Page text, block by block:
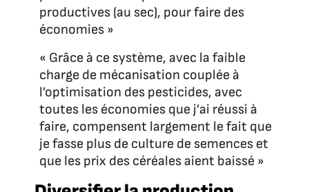
productives (au sec), pour faire des
économies »
« Grâce à ce système, avec la faible
charge de mécanisation couplée à
l’optimisation des pesticides, avec
toutes les économies que j’ai réussi à
faire, compensent largement le fait que
je fasse plus de culture de semences et
que les prix des céréales aient baissé »